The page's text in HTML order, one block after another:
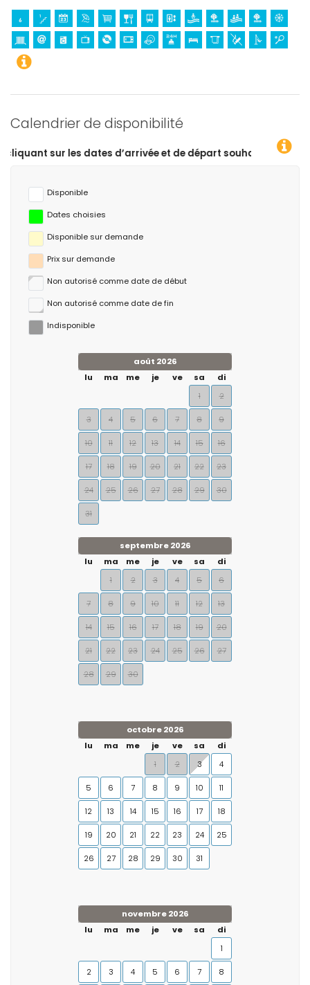
Calendrier de disponibilité
d’arrivée et de départ souhaitées !
Disponible
Dates choisies
Disponible sur demande
Prix ​​sur demande
Non autorisé comme date de début
Non autorisé comme date de fin
Indisponible
août 2026
lu
ma me je ve sa
di
1
2
3 4 5 6 7 8 9
10 11 12 13 14 15 16
17 18 19 20 21 22 23
24 25 26 27 28 29 30
31
septembre 2026
lu
ma me je ve sa
di
1
2 3 4 5 6
7 8 9 10 11 12 13
14 15 16 17 18 19 20
21 22 23 24 25 26 27
28 29 30
octobre 2026
lu
ma me je ve sa
di
1
2 3 4
5 6 7 8 9 10 11
12 13 14 15 16 17 18
19 20 21 22 23 24 25
26 27 28 29 30 31
novembre 2026
lu
ma me je ve sa
di
1
2 3 4 5 6 7 8